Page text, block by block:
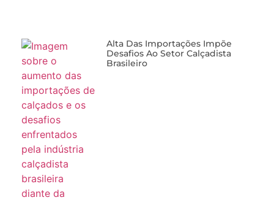
Alta Das Importações Impõe
Desafios Ao Setor Calçadista
Brasileiro